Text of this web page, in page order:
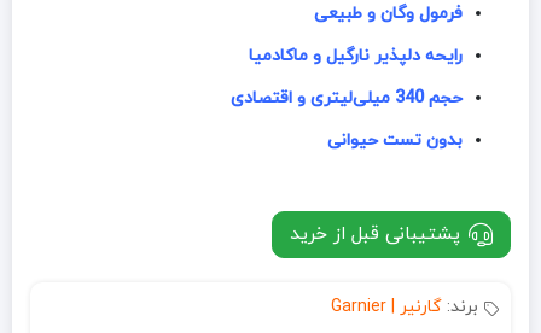
فرمول وگان و طبیعی
رایحه دلپذیر نارگیل و ماکادمیا
حجم 340 میلی‌لیتری و اقتصادی
بدون تست حیوانی
پشتیبانی قبل از خرید
برند: گارنیر | Garnier